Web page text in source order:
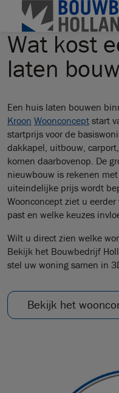
Wat kost
laten
Een huis laten bouwen
Kroon Woonconcept start
startprijs voor de
dakkapel, uitbouw,
komen daarbovenop. De
nieuwbouw is rekenen
uiteindelijke prijs wordt
Woonconcept ziet u
past en welke keuzes
Wilt u direct zien welke
Bekijk het Bouwbedrijf
stel uw woning samen in
Bekijk het